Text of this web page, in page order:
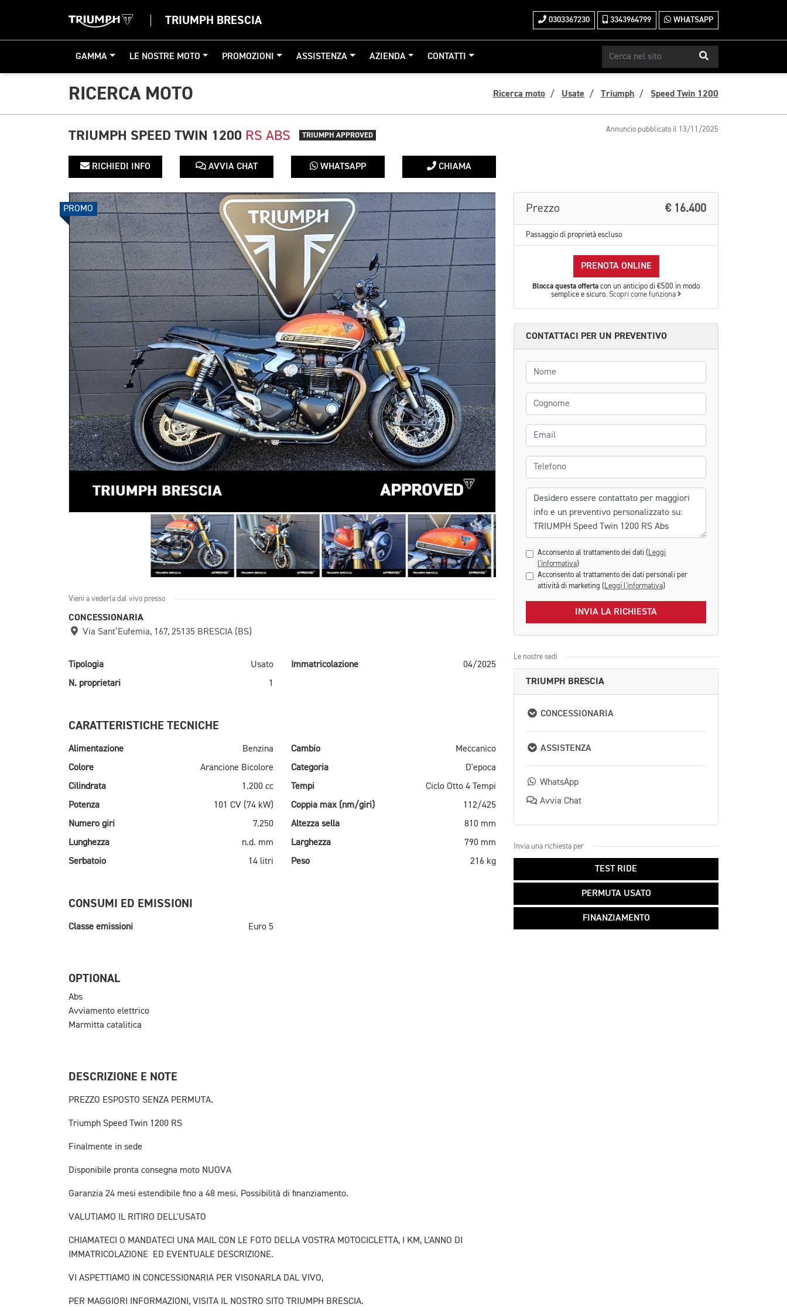
TRIUMPH BRESCIA 0303367230 3343964799 WHATSAPP
GAMMA LE NOSTRE MOTO PROMOZIONI ASSISTENZA AZIENDA CONTATTI
RICERCA MOTO Ricerca moto Usate Triumph Speed Twin 1200
Annuncio pubblicato il 13/11/2025
TRIUMPH SPEED TWIN 1200 RS ABS TRIUMPH APPROVED
RICHIEDI INFO AVVIA CHAT WHATSAPP CHIAMA
PROMO
Vieni a vederla dal vivo presso
CONCESSIONARIA
Via Sant’Eufemia, 167, 25135 BRESCIA (BS)
Tipologia Usato Immatricolazione
04/2025
N. proprietari
1
CARATTERISTICHE TECNICHE
Alimentazione Benzina Cambio
Meccanico
Colore
Arancione Bicolore Categoria
D'epoca
Cilindrata
1.200 cc Tempi
Ciclo Otto 4 Tempi
Potenza
101 CV (74 kW) Coppia max (nm/giri)
112/425
Numero giri
7.250 Altezza sella
810 mm
Lunghezza
n.d. mm Larghezza
790 mm
Serbatoio
14 litri Peso 216 kg
CONSUMI ED EMISSIONI
Classe emissioni Euro 5
OPTIONAL
Abs
Avviamento elettrico
Marmitta catalitica
DESCRIZIONE E NOTE
PREZZO ESPOSTO SENZA PERMUTA.
Triumph Speed Twin 1200 RS
Finalmente in sede
Disponibile pronta consegna moto NUOVA
Garanzia 24 mesi estendibile fino a 48 mesi. Possibilità di finanziamento.
VALUTIAMO IL RITIRO DELL'USATO
CHIAMATECI O MANDATECI UNA MAIL CON LE FOTO DELLA VOSTRA MOTOCICLETTA, I KM, L'ANNO DI
IMMATRICOLAZIONE ED EVENTUALE DESCRIZIONE.
VI ASPETTIAMO IN CONCESSIONARIA PER VISONARLA DAL VIVO,
PER MAGGIORI INFORMAZIONI, VISITA IL NOSTRO SITO TRIUMPH BRESCIA.
Prezzo € 16.400
Passaggio di proprietà escluso
PRENOTA ONLINE
Blocca questa offerta con un anticipo di €500 in modo
semplice e sicuro. Scopri come funziona
CONTATTACI PER UN PREVENTIVO
Nome
Cognome
Email
Telefono
Messaggio
Acconsento al trattamento dei dati ( Leggi
l'informativa)
Acconsento al trattamento dei dati personali per
attività di marketing ( Leggi l'informativa)
INVIA LA RICHIESTA
Le nostre sedi
TRIUMPH BRESCIA
CONCESSIONARIA
ASSISTENZA
WhatsApp
Avvia Chat
Invia una richiesta per
TEST RIDE
PERMUTA USATO
FINANZIAMENTO